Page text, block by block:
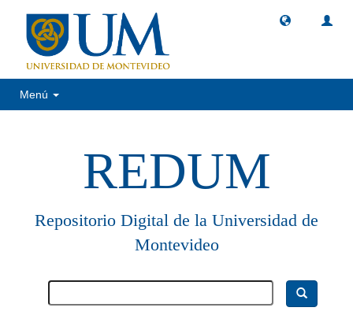
Menú
REDUM
Repositorio Digital de la Universidad de
Montevideo